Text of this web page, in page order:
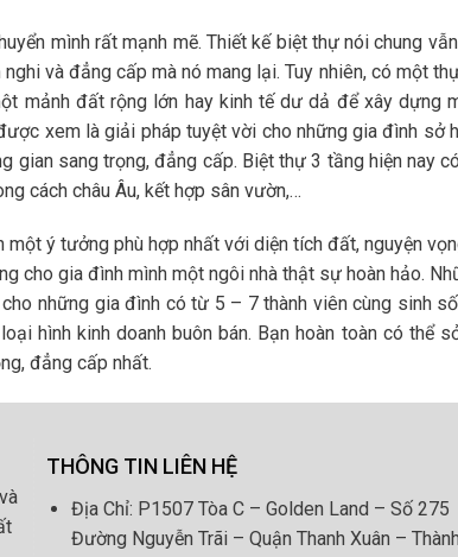
mình rất mạnh mẽ. Thiết kế biệt thự nói chung
và đẳng cấp mà nó mang lại. Tuy nhiên, có một
mảnh đất rộng lớn hay kinh tế dư dả để xây dựng
xem là giải pháp tuyệt vời cho những gia đình sở
gian sang trọng, đẳng cấp. Biệt thự 3 tầng hiện nay
cách châu Âu, kết hợp sân vườn,…
ý tưởng phù hợp nhất với diện tích đất, nguyện
cho gia đình mình một ngôi nhà thật sự hoàn hảo.
những gia đình có từ 5 – 7 thành viên cùng sinh
hình kinh doanh buôn bán. Bạn hoàn toàn có thể
đẳng cấp nhất.
THÔNG TIN LIÊN HỆ
Địa Chỉ: P1507 Tòa C – Golden Land – Số 275
Đường Nguyễn Trãi – Quận Thanh Xuân – Thành